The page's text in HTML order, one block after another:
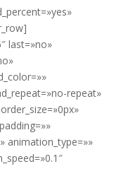
last=»no»
repeat»
animation_type=»»